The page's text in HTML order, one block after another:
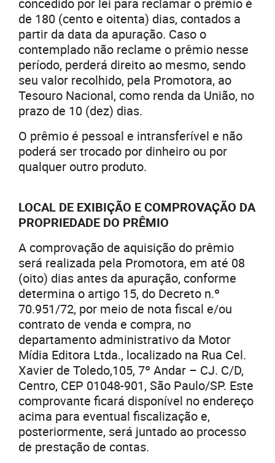
concedido por lei para reclamar o prêmio é
de 180 (cento e oitenta) dias, contados a
partir da data da apuração. Caso o
contemplado não reclame o prêmio nesse
período, perderá direito ao mesmo, sendo
seu valor recolhido, pela Promotora, ao
Tesouro Nacional, como renda da União, no
prazo de 10 (dez) dias.
O prêmio é pessoal e intransferível e não
poderá ser trocado por dinheiro ou por
qualquer outro produto.
LOCAL DE EXIBIÇÃO E COMPROVAÇÃO DA
PROPRIEDADE DO PRÊMIO
A comprovação de aquisição do prêmio
será realizada pela Promotora, em até 08
(oito) dias antes da apuração, conforme
determina o artigo 15, do Decreto n.º
70.951/72, por meio de nota fiscal e/ou
contrato de venda e compra, no
departamento administrativo da Motor
Mídia Editora Ltda., localizado na Rua Cel.
Xavier de Toledo,105, 7º Andar – CJ. C/D,
Centro, CEP 01048-901, São Paulo/SP. Este
comprovante ficará disponível no endereço
acima para eventual fiscalização e,
posteriormente, será juntado ao processo
de prestação de contas.